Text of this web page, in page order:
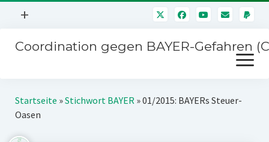
Menü
+
Mitmachen
Über uns
Kontakt
Coordination gegen BAYER-Gefahren
Menü
öffnen
Kampagnen
Startseite »Stichwort BAYER»01/2015: BAYERs Steuer-
Oasen